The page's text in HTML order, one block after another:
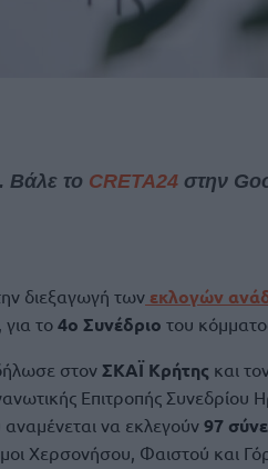
Βάλε το CRETA24στην
διεξαγωγή των εκλογών
, για το 4ο Συνέδριο του
στον ΣΚΑΪ Κρήτης και
Επιτροπής Συνεδρίου
να εκλεγούν 97
Χερσονήσου, Φαιστού και